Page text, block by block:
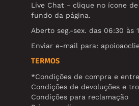
Live Chat - clique no ícone
fundo da página.
Aberto seg.-sex. das 06:30 às
Enviar e-mail para:
TERMOS
*Condições de compra e
Condições de devoluções e
Condições para reclamação